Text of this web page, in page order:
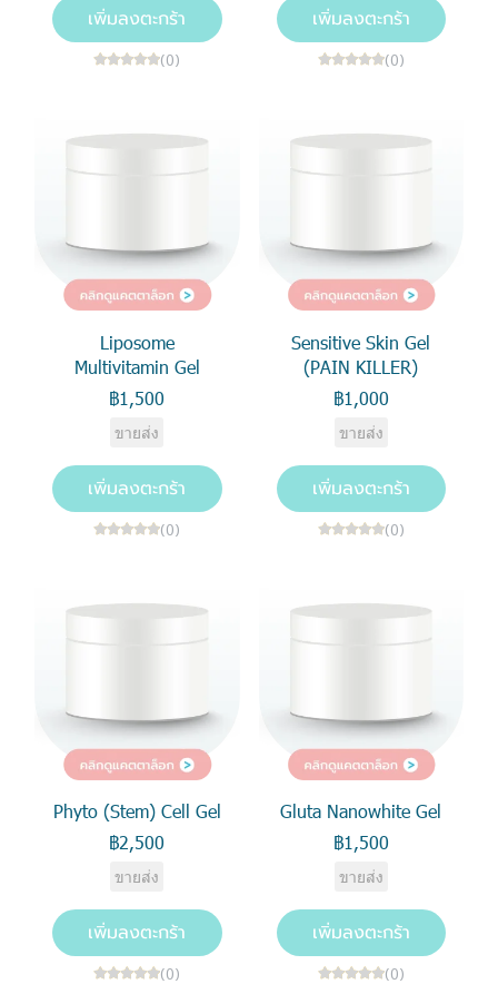
เพิ่มลงตะกร้า
(0)
เพิ่มลงตะกร้า
(0)
Liposome
Multivitamin Gel
฿1,500
ขายส่ง
เพิ่มลงตะกร้า
(0)
Sensitive Skin Gel
(PAIN KILLER)
฿1,000
ขายส่ง
เพิ่มลงตะกร้า
(0)
Phyto (Stem) Cell Gel
฿2,500
ขายส่ง
เพิ่มลงตะกร้า
(0)
Gluta Nanowhite Gel
฿1,500
ขายส่ง
เพิ่มลงตะกร้า
(0)